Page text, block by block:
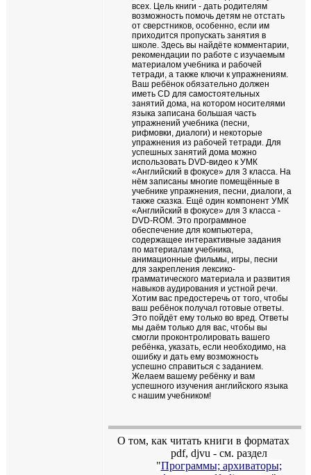
всех. Цель книги - дать родителям
возможность помочь детям не отстать
от сверстников, особенно, если им
приходится пропускать занятия в
школе. Здесь вы найдёте комментарии,
рекомендации по работе с изучаемым
материалом учебника и рабочей
тетради, а также ключи к упражнениям.
Ваш ребёнок обязательно должен
иметь CD для самостоятельных
занятий дома, на котором носителями
языка записана большая часть
упражнений учебника (песни,
рифмовки, диалоги) и некоторые
упражнения из рабочей тетради. Для
успешных занятий дома можно
использовать DVD-видео к УМК
«Английский в фокусе» для 3 класса. На
нём записаны многие помещённые в
учебнике упражнения, песни, диалоги, а
также сказка. Ещё один компонент УМК
«Английский в фокусе» для 3 класса -
DVD-ROM. Это программное
обеспечение для компьютера,
содержащее интерактивные задания
по материалам учебника,
анимационные фильмы, игры, песни
для закрепления лексико-
грамматического материала и развития
навыков аудирования и устной речи.
Хотим вас предостеречь от того, чтобы
ваш ребёнок получал готовые ответы.
Это пойдёт ему только во вред. Ответы
мы даём только для вас, чтобы вы
смогли проконтролировать вашего
ребёнка, указать, если необходимо, на
ошибку и дать ему возможность
успешно справиться с заданием.
Желаем вашему ребёнку и вам
успешного изучения английского языка
с нашим учебником!
О том, как читать книги в форматах
pdf, djvu - см. раздел
"Программы; архиваторы;